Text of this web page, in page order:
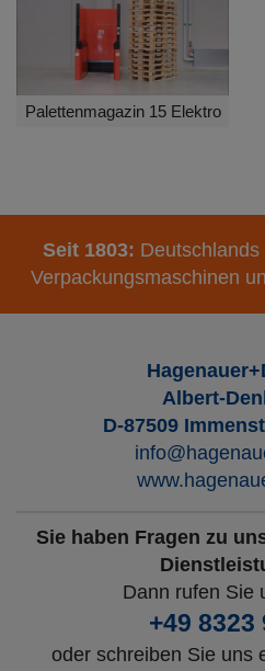
Palettenmagazin 15 Elektro
Seit 1803:
Verpackungsmaschinen
Albert-
D-87509
Sie haben Fragen zu
Dann rufen Sie
+49 8323
oder schreiben Sie uns